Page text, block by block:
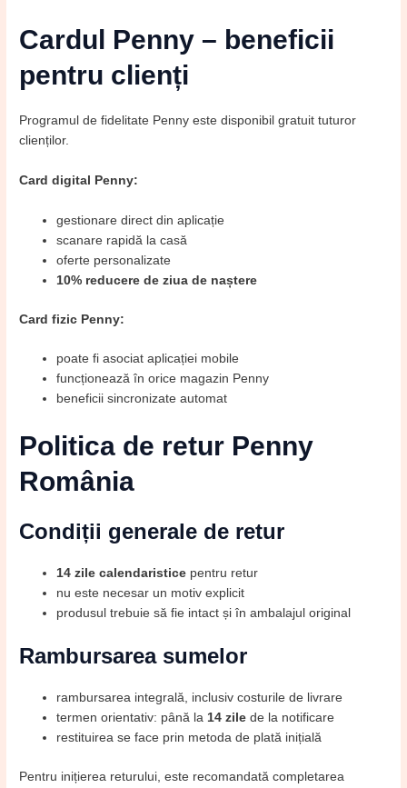
Cardul Penny – beneficii
pentru clienți
Programul de fidelitate Penny este disponibil gratuit tuturor
clienților.
Card digital Penny:
gestionare direct din aplicație
scanare rapidă la casă
oferte personalizate
10% reducere de ziua de naștere
Card fizic Penny:
poate fi asociat aplicației mobile
funcționează în orice magazin Penny
beneficii sincronizate automat
Politica de retur Penny
România
Condiții generale de retur
14 zile calendaristice pentru retur
nu este necesar un motiv explicit
produsul trebuie să fie intact și în ambalajul original
Rambursarea sumelor
rambursarea integrală, inclusiv costurile de livrare
termen orientativ: până la14 zile de la notificare
restituirea se face prin metoda de plată inițială
Pentru inițierea returului, este recomandată completarea